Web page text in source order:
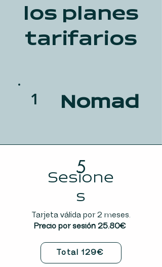
los planes
tarifarios
1 Nomad
Sesione
s
5
Tarjeta válida por 2 meses.
Precio por sesión 25.80€
Total 129€